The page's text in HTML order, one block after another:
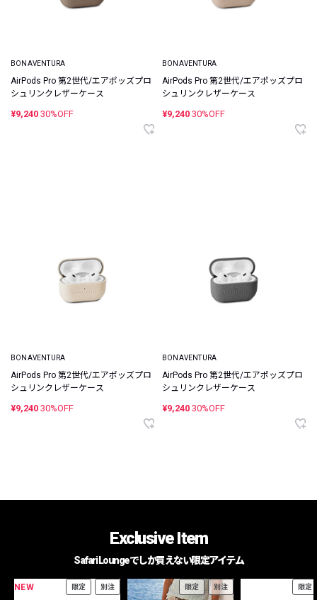
BONAVENTURA
AirPods Pro 第2世代/エアポッズプロ
シュリンクレザーケース
¥9,240 30%OFF
BONAVENTURA
AirPods Pro 第2世代/エアポッズプロ
シュリンクレザーケース
¥9,240 30%OFF
BONAVENTURA
AirPods Pro 第2世代/エアポッズプロ
シュリンクレザーケース
¥9,240 30%OFF
BONAVENTURA
AirPods Pro 第2世代/エアポッズプロ
シュリンクレザーケース
¥9,240 30%OFF
Exclusive Item
Safari Loungeでしか買えない限定アイテム
NEW 限定 別注 限定 別注 限定